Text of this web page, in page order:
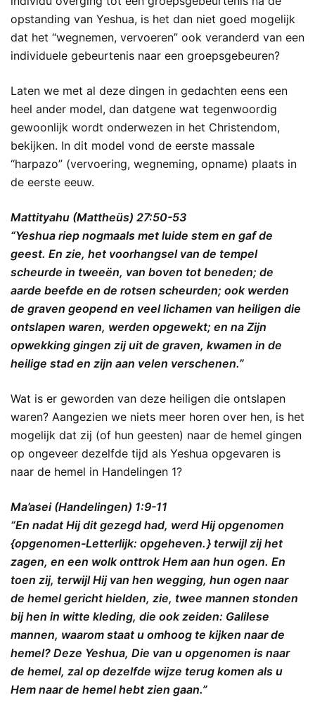
opstanding van Yeshua, is het dan niet goed mogelijk
dat het “wegnemen, vervoeren” ook veranderd van een
individuele gebeurtenis naar een groepsgebeuren?
Laten we met al deze dingen in gedachten eens een
heel ander model, dan datgene wat tegenwoordig
gewoonlijk wordt onderwezen in het Christendom,
bekijken. In dit model vond de eerste massale
“harpazo” (vervoering, wegneming, opname) plaats in
de eerste eeuw.
Mattityahu (Mattheüs) 27:50-53
“Yeshua riep nogmaals met luide stem en gaf de
geest. En zie, het voorhangsel van de tempel
scheurde in tweeën, van boven tot beneden; de
aarde beefde en de rotsen scheurden; ook werden
de graven geopend en veel lichamen van heiligen die
ontslapen waren, werden opgewekt; en na Zijn
opwekking gingen zij uit de graven, kwamen in de
heilige stad en zijn aan velen verschenen.”
Wat is er geworden van deze heiligen die ontslapen
waren? Aangezien we niets meer horen over hen, is het
mogelijk dat zij (of hun geesten) naar de hemel gingen
op ongeveer dezelfde tijd als Yeshua opgevaren is
naar de hemel in Handelingen 1?
Ma’asei (Handelingen) 1:9-11
“En nadat Hij dit gezegd had, werd Hij opgenomen
{opgenomen-Letterlijk: opgeheven. } terwijl zij het
zagen, en een wolk onttrok Hem aan hun ogen. En
toen zij, terwijl Hij van hen wegging, hun ogen naar
de hemel gericht hielden, zie, twee mannen stonden
bij hen in witte kleding, die ook zeiden: Galilese
mannen, waarom staat u omhoog te kijken naar de
hemel? Deze Yeshua, Die van u opgenomen is naar
de hemel, zal op dezelfde wijze terug komen als u
Hem naar de hemel hebt zien gaan.”